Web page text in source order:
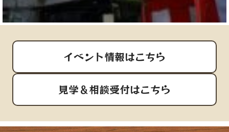
イベント情報はこちら
見学＆相談受付はこちら